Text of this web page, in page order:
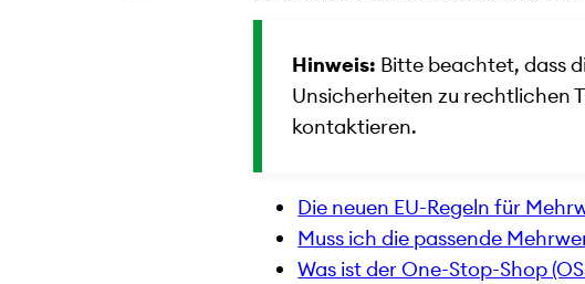
Hinweis: Bitte beachtet, dass
Unsicherheiten zu rechtlichen
kontaktieren.
Die neuen EU-Regeln für
Muss ich die passende
Was ist der One-Stop-Shop